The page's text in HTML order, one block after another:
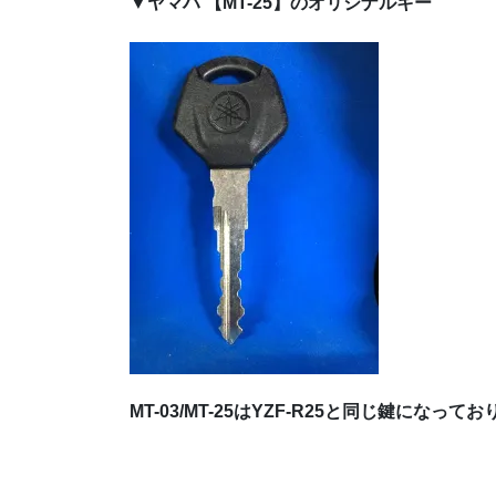
MT-03/MT-25はYZF-R25と同じ鍵になってお